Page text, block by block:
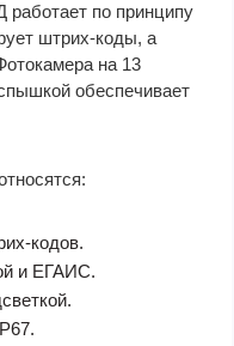
работает по принципу
штрих-коды, а
на 13
обеспечивает
кодов.
и ЕГАИС.